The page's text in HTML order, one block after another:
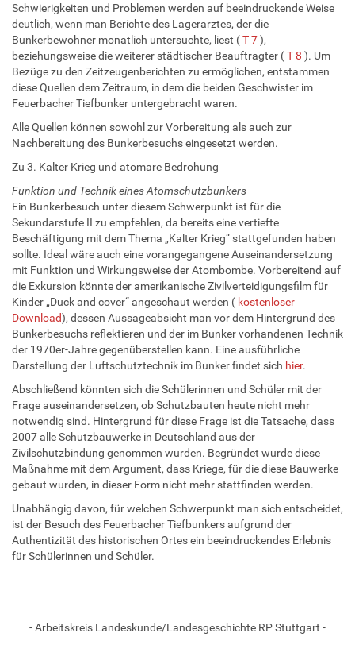
Schwierigkeiten und Problemen werden auf beeindruckende Weise
deutlich, wenn man Berichte des Lagerarztes, der die
Bunkerbewohner monatlich untersuchte, liest (T 7),
beziehungsweise die weiterer städtischer Beauftragter (T 8 ). Um
Bezüge zu den Zeitzeugenberichten zu ermöglichen, entstammen
diese Quellen dem Zeitraum, in dem die beiden Geschwister im
Feuerbacher Tiefbunker untergebracht waren.
Alle Quellen können sowohl zur Vorbereitung als auch zur
Nachbereitung des Bunkerbesuchs eingesetzt werden.
Zu 3. Kalter Krieg und atomare Bedrohung
Funktion und Technik eines Atomschutzbunkers
Ein Bunkerbesuch unter diesem Schwerpunkt ist für die
Sekundarstufe II zu empfehlen, da bereits eine vertiefte
Beschäftigung mit dem Thema „Kalter Krieg“ stattgefunden haben
sollte. Ideal wäre auch eine vorangegangene Auseinandersetzung
mit Funktion und Wirkungsweise der Atombombe. Vorbereitend auf
die Exkursion könnte der amerikanische Zivilverteidigungsfilm für
Kinder „Duck and cover“ angeschaut werden ( kostenloser
Download), dessen Aussageabsicht man vor dem Hintergrund des
Bunkerbesuchs reflektieren und der im Bunker vorhandenen Technik
der 1970er-Jahre gegenüberstellen kann. Eine ausführliche
Darstellung der Luftschutztechnik im Bunker findet sich hier.
Abschließend könnten sich die Schülerinnen und Schüler mit der
Frage auseinandersetzen, ob Schutzbauten heute nicht mehr
notwendig sind. Hintergrund für diese Frage ist die Tatsache, dass
2007 alle Schutzbauwerke in Deutschland aus der
Zivilschutzbindung genommen wurden. Begründet wurde diese
Maßnahme mit dem Argument, dass Kriege, für die diese Bauwerke
gebaut wurden, in dieser Form nicht mehr stattfinden werden.
Unabhängig davon, für welchen Schwerpunkt man sich entscheidet,
ist der Besuch des Feuerbacher Tiefbunkers aufgrund der
Authentizität des historischen Ortes ein beeindruckendes Erlebnis
für Schülerinnen und Schüler.
- Arbeitskreis Landeskunde/Landesgeschichte RP Stuttgart -